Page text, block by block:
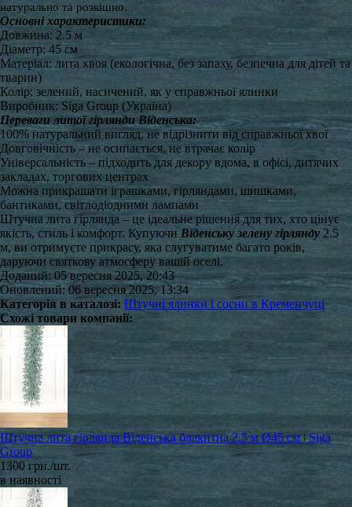
натурально та розкішно.
Основні характеристики:
Довжина: 2.5 м
Діаметр: 45 см
Матеріал: лита хвоя (екологічна, без запаху, безпечна для дітей та
тварин)
Колір: зелений, насичений, як у справжньої ялинки
Виробник: Siga Group (Україна)
Переваги литої гірлянди Віденська:
100% натуральний вигляд, не відрізнити від справжньої хвої
Довговічність – не осипається, не втрачає колір
Універсальність – підходить для декору вдома, в офісі, дитячих
закладах, торгових центрах
Можна прикрашати іграшками, гірляндами, шишками,
бантиками, світлодіодними лампами
Штучна лита гірлянда – це ідеальне рішення для тих, хто цінує
якість, стиль і комфорт. Купуючи Віденську зелену гірлянду 2.5
м, ви отримуєте прикрасу, яка слугуватиме багато років,
даруючи святкову атмосферу вашій оселі.
Доданий: 05 вересня 2025, 20:43
Оновлений: 06 вересня 2025, 13:34
Категорія в каталозі: Штучні ялинки і сосни в Кременчуці
Схожі товари компанії:
Штучна лита гірлянда Віденська блакитна 2.5 м Ø45 см | Siga
Group
1300 грн./шт.
в наявності